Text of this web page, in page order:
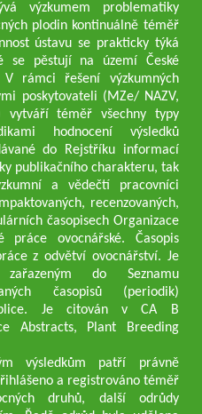
výzkumem problematiky
plodin kontinuálně téměř
ústavu se prakticky týká
se pěstují na území České
rámci řešení výzkumných
poskytovateli (MZe/ NAZV,
vytváří téměř všechny typy
hodnocení výsledků
do Rejstříku informací
publikačního charakteru, tak
a vědečtí pracovníci
recenzovaných,
časopisech Organizace
ovocnářské. Časopis
z odvětví ovocnářství. Je
zařazeným do Seznamu
časopisů (periodik)
Je citován v CA B
Abstracts, Plant Breeding
výsledkům patří právně
a registrováno téměř
druhů, další odrůdy